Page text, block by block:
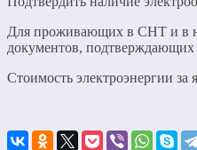
Для проживающих в СНТ и в
документов, подтверждающих
Стоимость электроэнергии